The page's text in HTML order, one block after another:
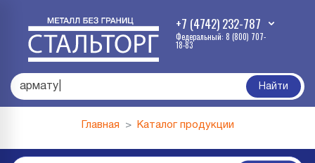
+7 (4742) 232-787
Федеральный: 8 (800) 707-
18-83
п| Найти
Главная Каталог продукции